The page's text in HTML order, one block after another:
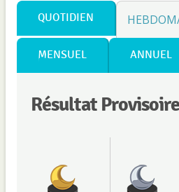
JOUERQUOTIDIEN
MENSUEL ANNUEL
Résultat Provisoire